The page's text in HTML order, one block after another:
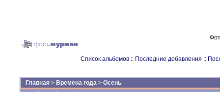
Список альбомов :: Последние добавления ::
Главная > Времена года > Осень